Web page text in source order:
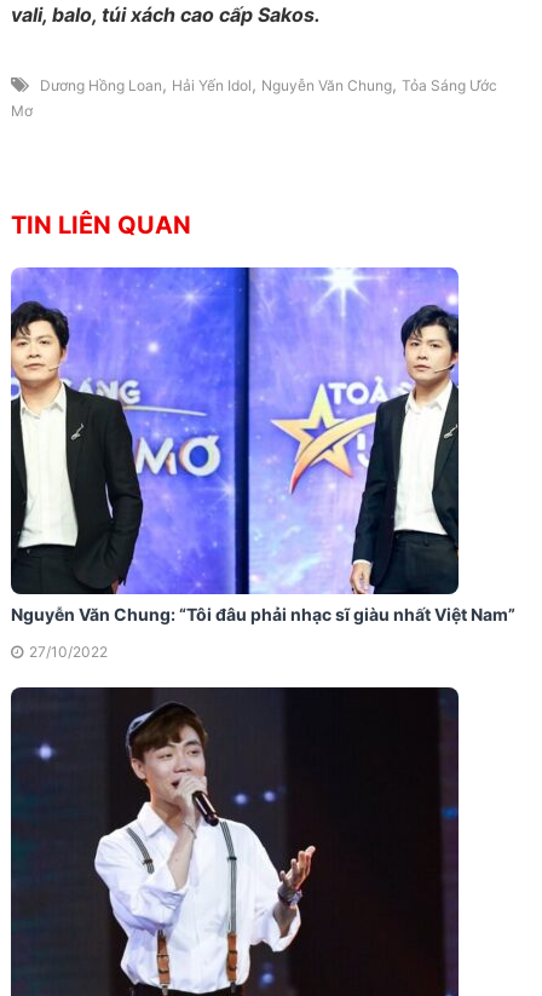
vali, balo, túi xách cao cấp Sakos.
Dương Hồng Loan, Hải Yến Idol, Nguyễn Văn Chung, Tỏa Sáng Ước
Mơ
TIN LIÊN QUAN
Nguyễn Văn Chung: “Tôi đâu phải nhạc sĩ giàu nhất Việt Nam”
27/10/2022